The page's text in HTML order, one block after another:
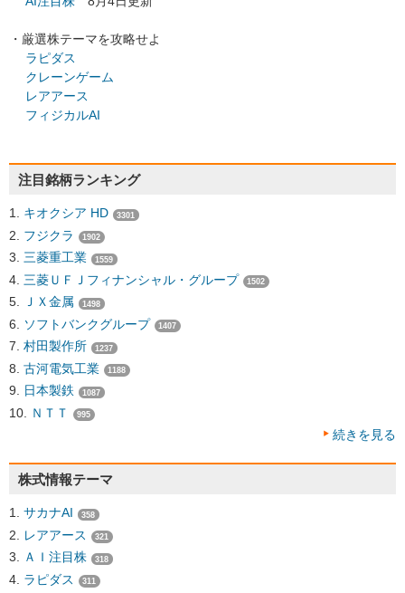
・厳選株テーマを攻略せよ
ラピダス
クレーンゲーム
レアアース
フィジカルAI
注目銘柄ランキング
キオクシア HD 3301
フジクラ 1902
三菱重工業 1559
三菱ＵＦＪフィナンシャル・グループ 1502
ＪＸ金属 1498
ソフトバンクグループ 1407
村田製作所 1237
古河電気工業 1188
日本製鉄 1087
ＮＴＴ 995
続きを見る
株式情報テーマ
サカナAI 358
レアアース 321
ＡＩ注目株 318
ラピダス 311